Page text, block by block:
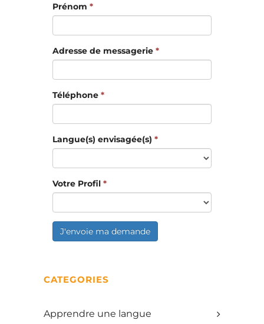
Prénom *
Adresse de messagerie *
Téléphone *
Langue(s) envisagée(s) *
Votre Profil *
J'envoie ma demande
CATEGORIES
Apprendre une langue